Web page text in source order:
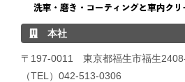
本社
〒197-0011 東京都福生市福生
（TEL）042-513-0306